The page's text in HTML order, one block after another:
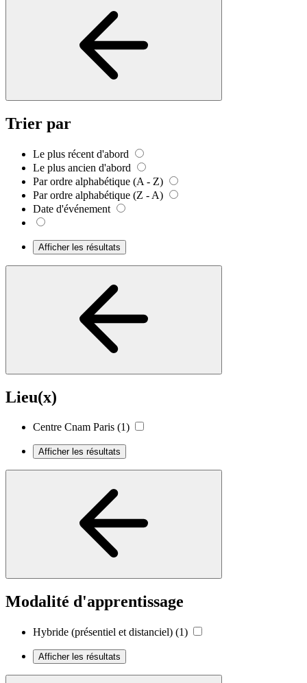
Trier par
Le plus récent d'abord
Le plus ancien d'abord
Par ordre alphabétique (A - Z)
Par ordre alphabétique (Z - A)
Date d'événement
Afficher les résultats
Lieu(x)
Centre Cnam Paris (1)
Afficher les résultats
Modalité d'apprentissage
Hybride (présentiel et distanciel) (1)
Afficher les résultats